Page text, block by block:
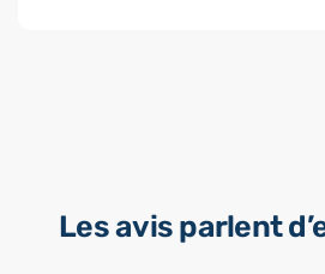
Les avis parlent